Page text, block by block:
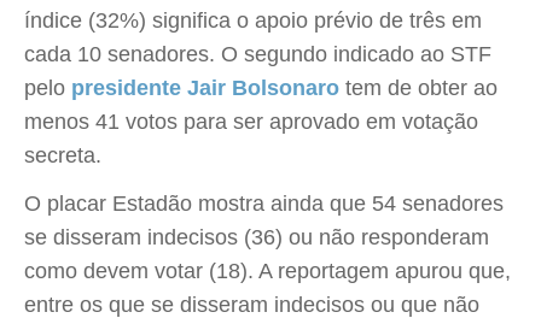
índice (32%) significa o apoio prévio de três em
cada 10 senadores. O segundo indicado ao STF
pelo presidente Jair Bolsonaro tem de obter ao
menos 41 votos para ser aprovado em votação
secreta.
O placar Estadão mostra ainda que 54 senadores
se disseram indecisos (36) ou não responderam
como devem votar (18). A reportagem apurou que,
entre os que se disseram indecisos ou que não